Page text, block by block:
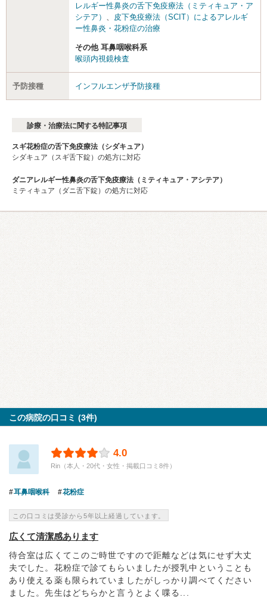
レルギー性鼻炎の舌下免疫療法（ミティキュア・ア
シテア）
皮下免疫療法（SCIT）によるアレルギ
ー性鼻炎・花粉症の治療
その他 耳鼻咽喉科系
喉頭内視鏡検査
予防接種 インフルエンザ予防接種
診療・治療法に関する特記事項
スギ花粉症の舌下免疫療法（シダキュア）
シダキュア（スギ舌下錠）の処方に対応
ダニアレルギー性鼻炎の舌下免疫療法（ミティキュア・アシテア）
ミティキュア（ダニ舌下錠）の処方に対応
この病院の口コミ (3件)
4.0
Rin（本人・20代・女性・掲載口コミ8件）
耳鼻咽喉科 花粉症
この口コミは受診から5年以上経過しています。
広くて清潔感あります
待合室は広くてこのご時世ですので距離などは気にせず大丈
夫でした。花粉症で診てもらいましたが授乳中ということも
あり使える薬も限られていましたがしっかり調べてください
ました。先生はどちらかと言うとよく喋る...